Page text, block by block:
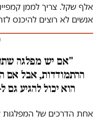
אלף שקל. צריך לממן
אנשים לא רוצים להיכנס
"אם יש מפלגה
ההתמודדות, אבל אם
הוא יכול להגיע גם ל-300-400 אלף
אחת הדרכים של המפלגות